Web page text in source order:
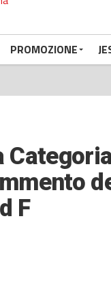
PROMOZIONE
F